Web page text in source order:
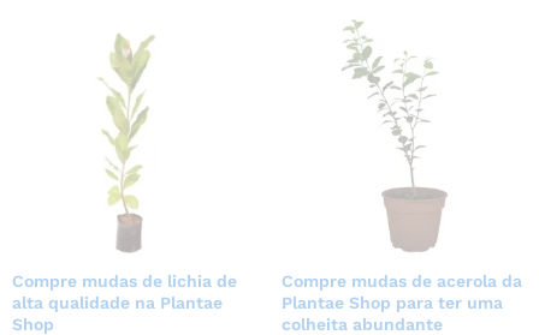
Compre mudas de lichia de
alta qualidade na Plantae
Shop
Compre mudas de acerola da
Plantae Shop para ter uma
colheita abundante